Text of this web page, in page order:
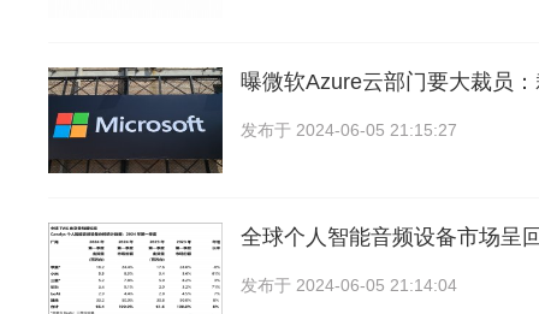
曝微软Azure云部门要大裁员
发布于 2024-06-05 21:15:27
全球个人智能音频设备市场呈
发布于 2024-06-05 21:14:04